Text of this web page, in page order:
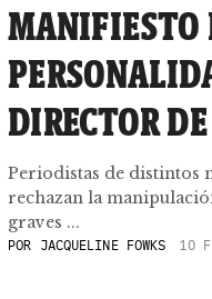
MANIFIESTO
DIRECTOR
Periodistas de distintos
rechazan la
graves ...
POR JACQUELINE FOWKS 10